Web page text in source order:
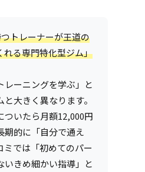
トレーナーが王道の
れる専門特化型ジム」
レーニングを学ぶ」と
大きく異なります。
ついたら月額12,000円
期的に「自分で通え
では「初めてのパー
いきめ細かい指導」と